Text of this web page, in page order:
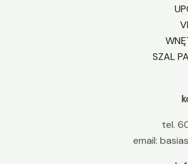
SZAL
tel.
email: